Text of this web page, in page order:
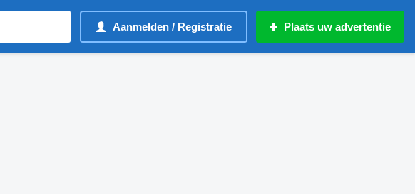
Aanmelden / Registratie Plaats uw advertentie